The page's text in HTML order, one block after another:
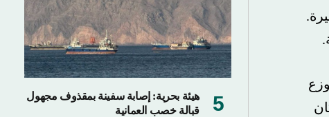
هيئة بحرية: إصابة سفينة بمقذوف مجهول
قبالة خصب العمانية